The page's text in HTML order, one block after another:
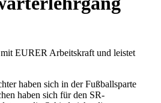
EURER Arbeitskraft und leistet
haben sich in der Fußballsparte
haben sich für den SR-